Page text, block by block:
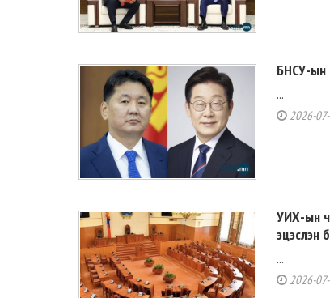
БНСУ-ын
...
2026-
УИХ-ын
эцэслэн
...
2026-